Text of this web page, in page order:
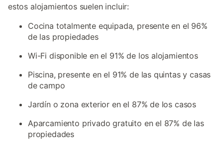
estos alojamientos suelen incluir:
Cocina totalmente equipada, presente en el 96%
de las propiedades
Wi-Fi disponible en el 91% de los alojamientos
Piscina, presente en el 91% de las quintas y casas
de campo
Jardín o zona exterior en el 87% de los casos
Aparcamiento privado gratuito en el 87% de las
propiedades